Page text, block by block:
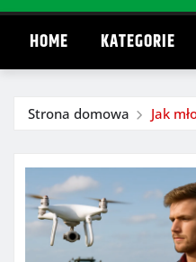
HOME KATEGORIE
Strona domowa Jak